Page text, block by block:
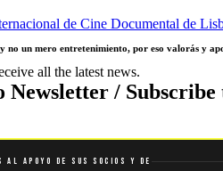
de Cine Documental de
y no un mero entretenimiento, por eso valorás y
all the latest news.
Newsletter /
apoyo de sus socios y de